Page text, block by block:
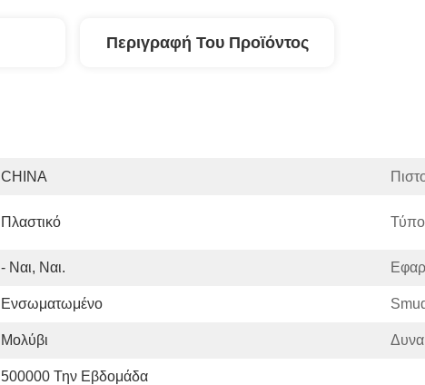
Περιγραφή Του Προϊόντος
CHINA
Πλαστικό
- Ναι, Ναι.
Ενσωματωμένο
Μολύβι
500000 Την Εβδομάδα